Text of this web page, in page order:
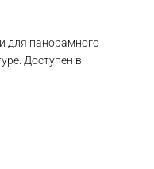
для панорамного
Доступен в